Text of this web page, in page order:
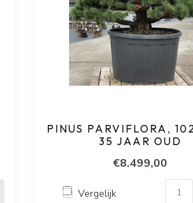
PINUS PARVIFLORA,
35 JAAR OUD
€8.499,00
Vergelijk